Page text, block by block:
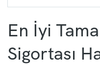
En İyi
Sigortası